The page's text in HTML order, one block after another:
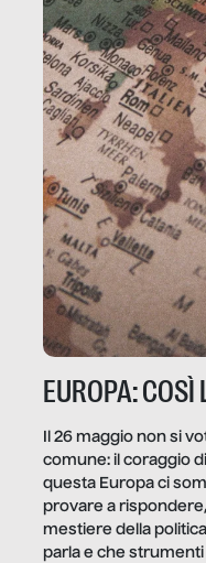
EUROPA:
Il 26 maggio non si
comune: il coraggio
questa Europa ci
provare a
mestiere della
parla e che